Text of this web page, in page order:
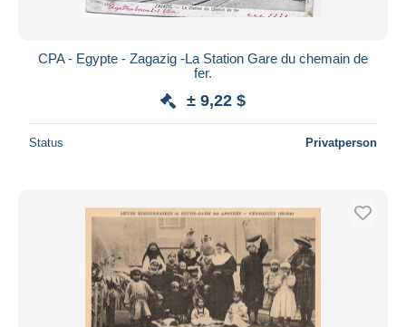
CPA - Egypte - Zagazig -La Station Gare du chemain de
fer.
± 9,22 $
Status Privatperson